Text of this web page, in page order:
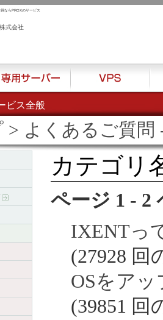
ビス全般
ならPROXのサービス
> よくあるご質問
カテゴリ
ページ 1 - 2
IXENTっ
(27928 回
OSをア
(39851 回
サーバー VPS ハ